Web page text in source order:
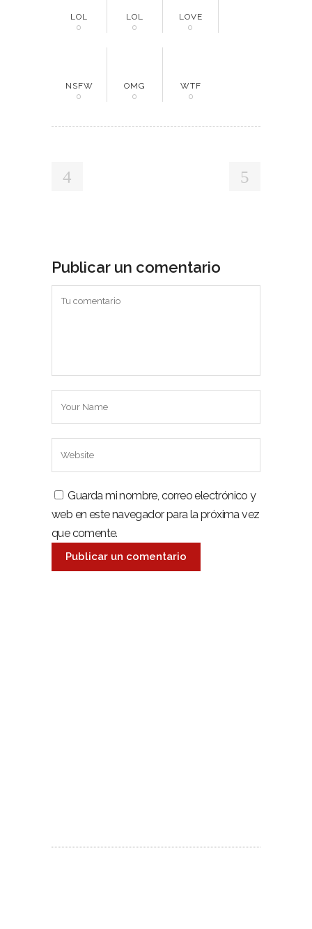
LOL
0
LOL
0
LOVE
0
NSFW
0
OMG
0
WTF
0
Publicar un comentario
Guarda mi nombre, correo electrónico y
web en este navegador para la próxima vez
que comente.